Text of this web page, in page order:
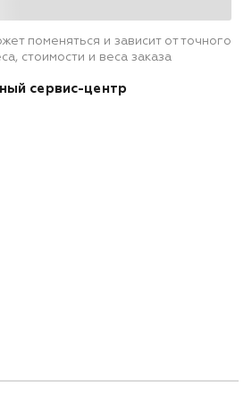
поменяться и зависит от точного
стоимости и веса заказа
сервис-центр